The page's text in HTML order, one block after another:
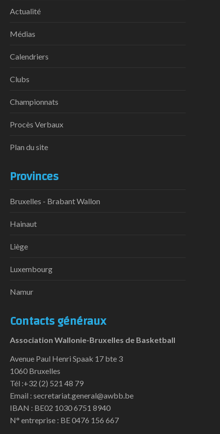
Actualité
Médias
Calendriers
Clubs
Championnats
Procès Verbaux
Plan du site
Provinces
Bruxelles - Brabant Wallon
Hainaut
Liège
Luxembourg
Namur
Contacts généraux
Association Wallonie-Bruxelles de Basketball
Avenue Paul Henri Spaak 17 bte 3
1060 Bruxelles
Tél :+32 (2) 521 48 79
Email : secretariat.general@awbb.be
IBAN : BE02 1030 6751 8940
N° entreprise : BE 0476 156 667